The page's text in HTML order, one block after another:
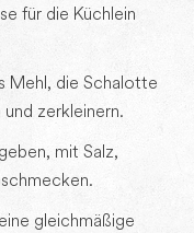
für die Küchlein
Mehl, die Schalotte
zerkleinern.
mit Salz,
gleichmäßige